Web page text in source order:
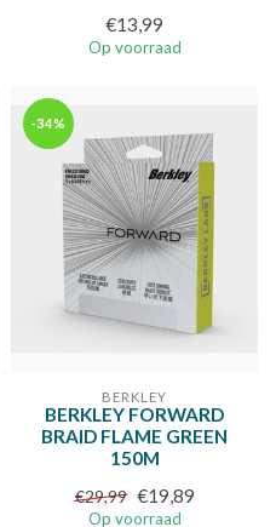
€13,99
Op voorraad
-34%
BERKLEY
BERKLEY FORWARD
BRAID FLAME GREEN
150M
€29,99 €19,89
Op voorraad